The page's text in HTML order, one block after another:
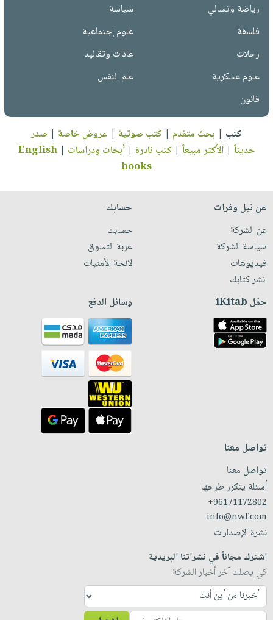
رياضة وتسالي
سياسة
فلسفة
علوم إجتماعية
رحلات
عادات وتقاليد
علوم عسكرية
علم النفس
قانون
كتب | بحث متقدم | كتب صوتية | عروض خاصة | صدر
حديثاً |الأكثر مبيعاً | كتب نادرة |أبحاث ودراسات |
English
books
عن نيل وفرات
عن الشركة
سياسة الشركة
فيديوهات
انشر كتابك
حسابك
حسابك
عربة التسوق
لائحة الأمنيات
حمّل iKitab وسائل الدفع
تواصل معنا
تواصل معنا
أسئلة يتكرر طرحها
+96171172802
info@nwf.com
نشرة الإصدارات
اشترك مجاناً في نشراتنا البريدية
كي يصلك آخر أخبار الشركة